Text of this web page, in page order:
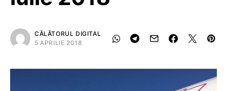
CĂLĂTORUL DIGITAL
5 APRILIE 2018